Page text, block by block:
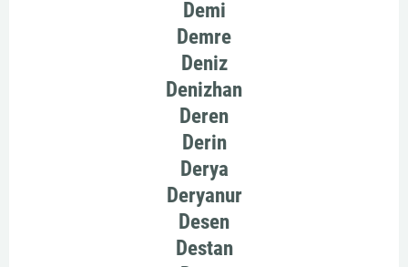
Demi
Demre
Deniz
Denizhan
Deren
Derin
Derya
Deryanur
Desen
Destan